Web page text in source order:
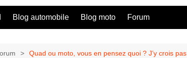
Blog automobile Blog moto Forum
Quad ou moto, vous en pensez quoi ? J’y crois pas